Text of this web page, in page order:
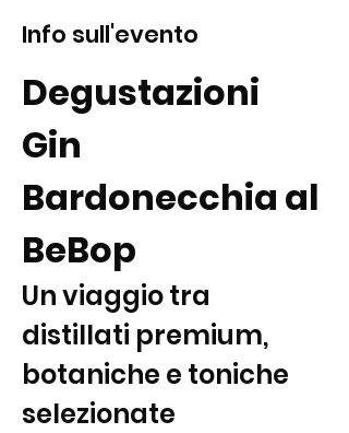
Info sull'evento
Degustazioni
Gin
Bardonecchia al
BeBop
Un viaggio tra
distillati premium,
botaniche e toniche
selezionate